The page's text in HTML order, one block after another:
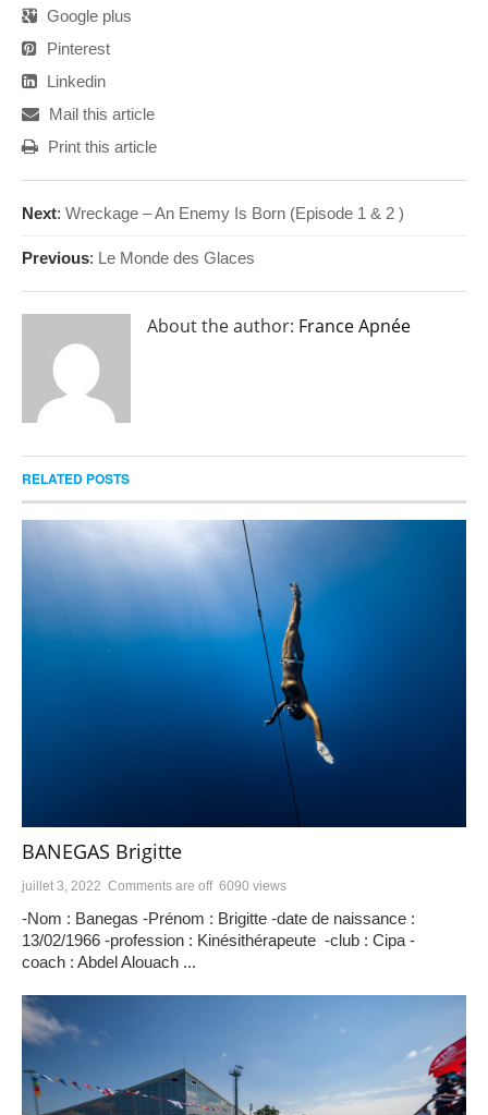
Google plus
Pinterest
Linkedin
Mail this article
Print this article
Next: Wreckage – An Enemy Is Born (Episode 1 & 2 )
Previous: Le Monde des Glaces
About the author: France Apnée
RELATED POSTS
BANEGAS Brigitte
juillet 3, 2022 Comments are off 6090 views
-Nom : Banegas -Prénom : Brigitte -date de naissance :
13/02/1966 -profession : Kinésithérapeute -club : Cipa -
coach : Abdel Alouach ...